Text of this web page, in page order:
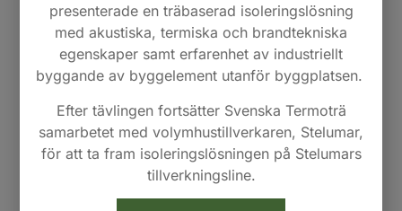
Lägenhetsskiljande vägg
presenterade en träbaserad isoleringslösning
med akustiska, termiska och brandtekniska
egenskaper samt erfarenhet av industriellt
byggande av byggelement utanför byggplatsen.
Efter tävlingen fortsätter Svenska Termoträ
samarbetet med volymhustillverkaren, Stelumar,
för att ta fram isoleringslösningen på Stelumars
tillverkningsline.